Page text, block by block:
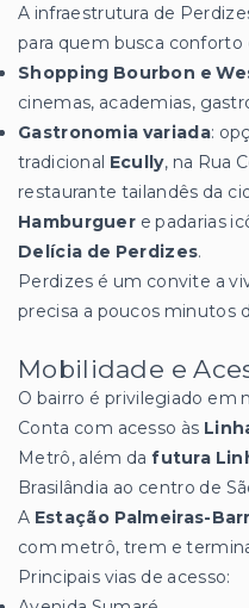
A infraestrutura de
para quem busca conforto
Shopping Bourbon e
cinemas, academias,
Gastronomia variada:
tradicional Ecully, na Rua
restaurante tailandês da
Hamburguer e padarias
Delícia de Perdizes.
Perdizes é um convite a
precisa a poucos minutos
Mobilidade e
O bairro é privilegiado em
Conta com acesso às
Metrô, além dafutura
Brasilândia ao centro de
A Estação Palmeiras-
com metrô, trem e
Principais vias de acesso: